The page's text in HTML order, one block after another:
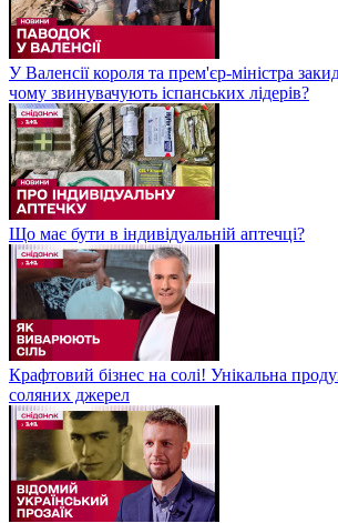
У Валенсії короля та прем'єр-міністра
чому звинувачують іспанських лідерів?
Що має бути в індивідуальній аптечці?
Крафтовий бізнес на солі! Унікальна
соляних джерел